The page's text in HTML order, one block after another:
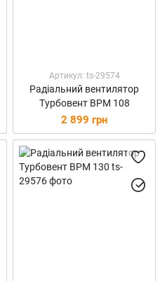
Артикул: ts-29574
Радіальний вентилятор
Турбовент ВРМ 108
2 899 грн